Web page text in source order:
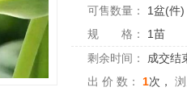
可售数量： 1盆(件)
规 格：
1苗
剩余时间：
成交结
出 价 数：
1次，